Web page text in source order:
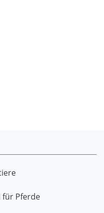
für Pferde